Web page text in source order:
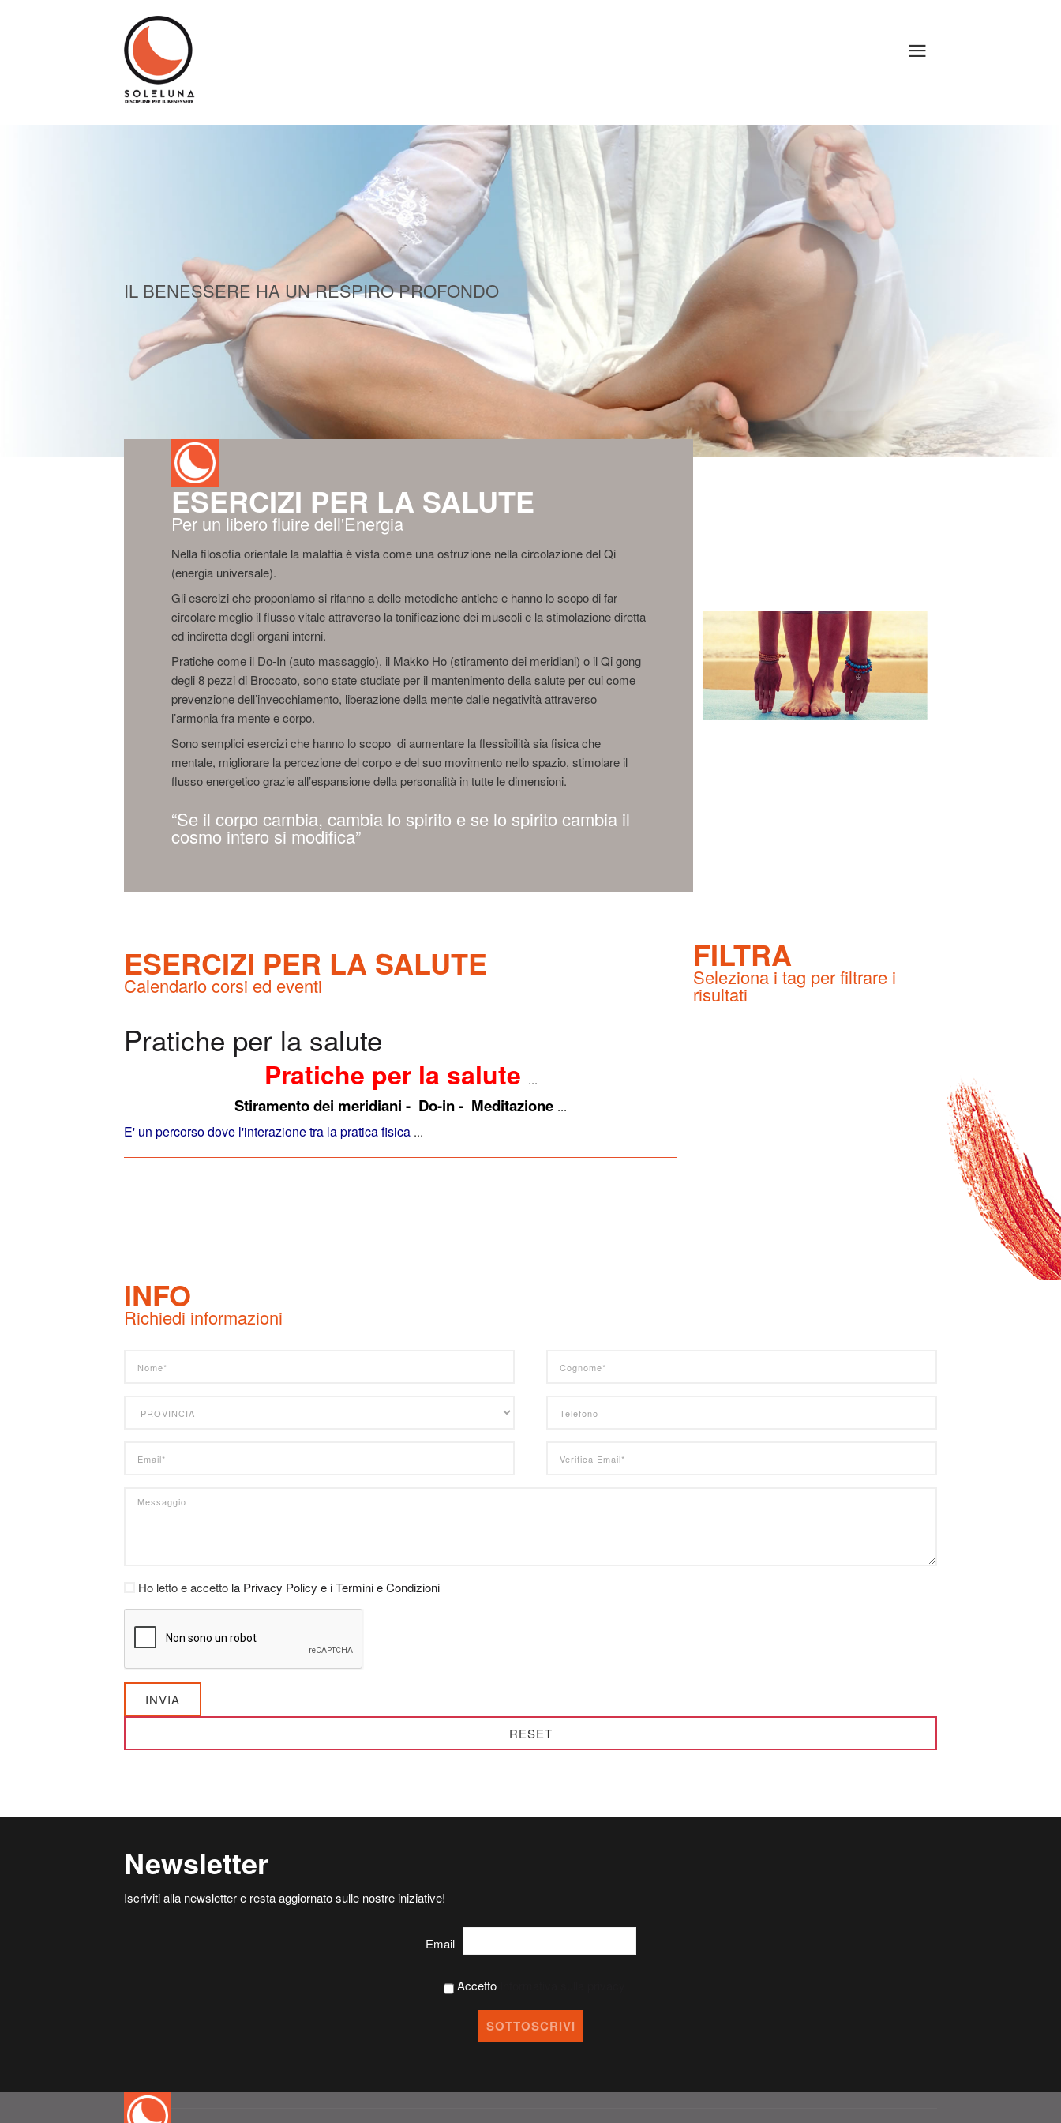
IL BENESSERE HA UN RESPIRO PROFONDO
ESERCIZI PER LA SALUTE
Per un libero fluire dell'Energia
Nella filosofia orientale la malattia è vista come una ostruzione nella circolazione del Qi
(energia universale).
Gli esercizi che proponiamo si rifanno a delle metodiche antiche e hanno lo scopo di far
circolare meglio il flusso vitale attraverso la tonificazione dei muscoli e la stimolazione diretta
ed indiretta degli organi interni.
Pratiche come il Do-In (auto massaggio), il Makko Ho (stiramento dei meridiani) o il Qi gong
degli 8 pezzi di Broccato, sono state studiate per il mantenimento della salute per cui come
prevenzione dell’invecchiamento, liberazione della mente dalle negatività attraverso
l’armonia fra mente e corpo.
Sono semplici esercizi che hanno lo scopo di aumentare la flessibilità sia fisica che
mentale, migliorare la percezione del corpo e del suo movimento nello spazio, stimolare il
flusso energetico grazie all’espansione della personalità in tutte le dimensioni.
“Se il corpo cambia, cambia lo spirito e se lo spirito cambia il
cosmo intero si modifica”
ESERCIZI PER LA SALUTE
Calendario corsi ed eventi
FILTRA
Seleziona i tag per filtrare i
risultati
Pratiche per la salute
Pratiche per la salute
Stiramento dei meridiani - Do-in - Meditazione
E' un percorso dove l'interazione tra la pratica fisica
INFO
Richiedi informazioni
Ho letto e accetto la Privacy Policy e i Termini e Condizioni
Newsletter
Iscriviti alla newsletter e resta aggiornato sulle nostre iniziative!
Email
Accetto